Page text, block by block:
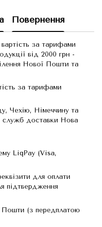
Повернення
за тарифами
від 2000 грн -
Нової Пошти та
за тарифами
Чехію, Німеччину та
служб доставки Нова
LiqPay (Visa,
для оплати
підтвердження
(з передплатою